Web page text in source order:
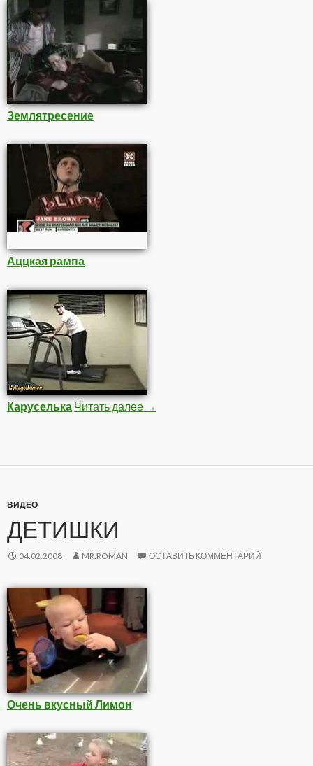
Землятресение
Аццкая рампа
Каруселька Читать далее Фрики
→
ВИДЕО
ДЕТИШКИ
04.02.2008 MR.ROMAN ОСТАВИТЬ КОММЕНТАРИЙ
Очень вкусный Лимон